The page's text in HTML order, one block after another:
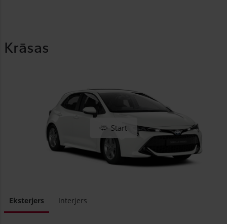
Krāsas
Start
Eksterjers Interjers